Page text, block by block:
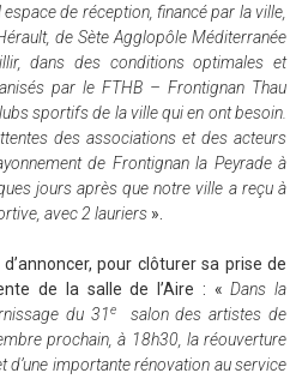
espace de réception, financé par la ville,
de Sète Agglopôle Méditerranée
dans des conditions optimales et
par le FTHB – Frontignan Thau
sportifs de la ville qui en ont besoin.
des associations et des acteurs
de Frontignan la Peyrade à
jours après que notre ville a reçu à
avec 2 lauriers ».
d’annoncer, pour clôturer sa prise de
de la salle de l’Aire : «Dans la
du 31esalon des artistes de
prochain, à 18h30, la réouverture
d’une importante rénovation au service